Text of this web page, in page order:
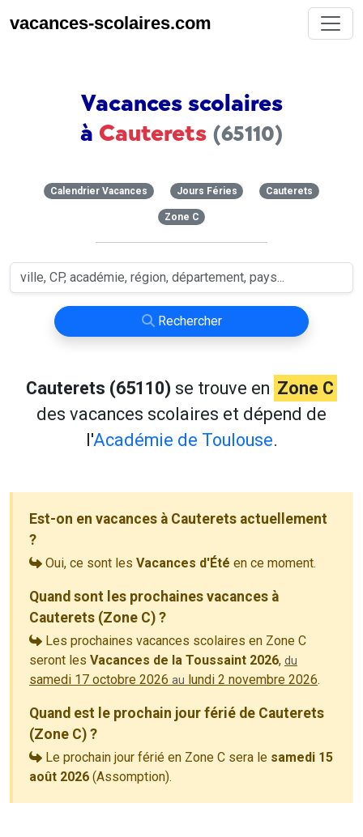
vacances-scolaires.com
Vacances scolaires
à Cauterets (65110)
Calendrier Vacances Jours Féries Cauterets
Zone C
Rechercher
Cauterets (65110) se trouve en Zone C
des vacances scolaires et dépend de
l'Académie de Toulouse.
Est-on en vacances à Cauterets actuellement
?
Oui, ce sont les Vacances d'Été en ce moment.
Quand sont les prochaines vacances à
Cauterets (Zone C) ?
Les prochaines vacances scolaires en Zone C
seront les Vacances de la Toussaint 2026, du
samedi 17 octobre 2026 au lundi 2 novembre 2026.
Quand est le prochain jour férié de Cauterets
(Zone C) ?
Le prochain jour férié en Zone C sera le samedi 15
août 2026 (Assomption).